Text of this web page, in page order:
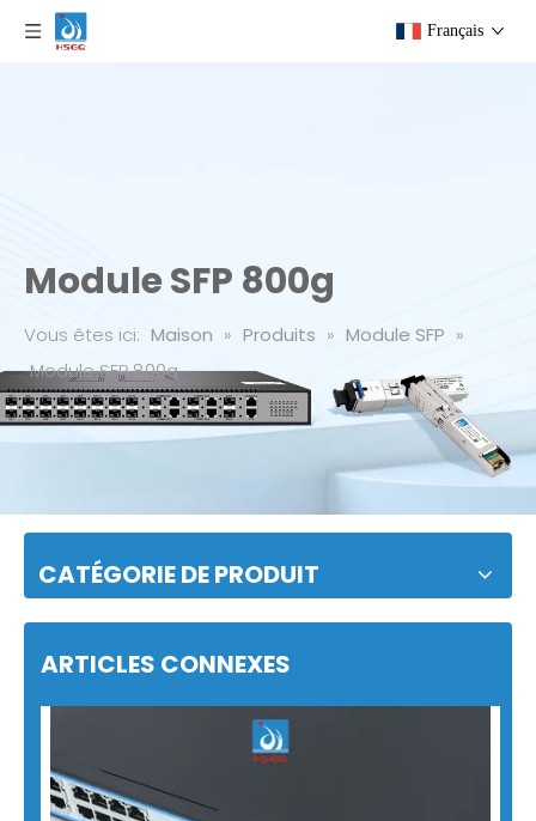
Français
Module SFP 800g
Vous êtes ici: Maison » Produits » Module SFP »
Module SFP 800g
CATÉGORIE DE PRODUIT
ARTICLES CONNEXES